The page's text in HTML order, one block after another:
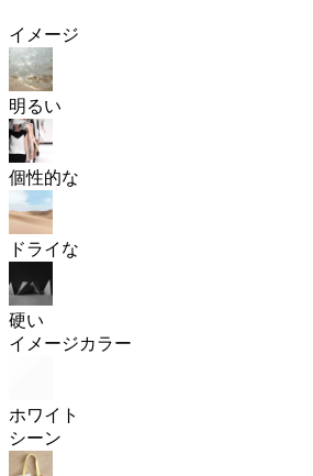
イメージ
明るい
個性的な
ドライな
硬い
イメージカラー
ホワイト
シーン